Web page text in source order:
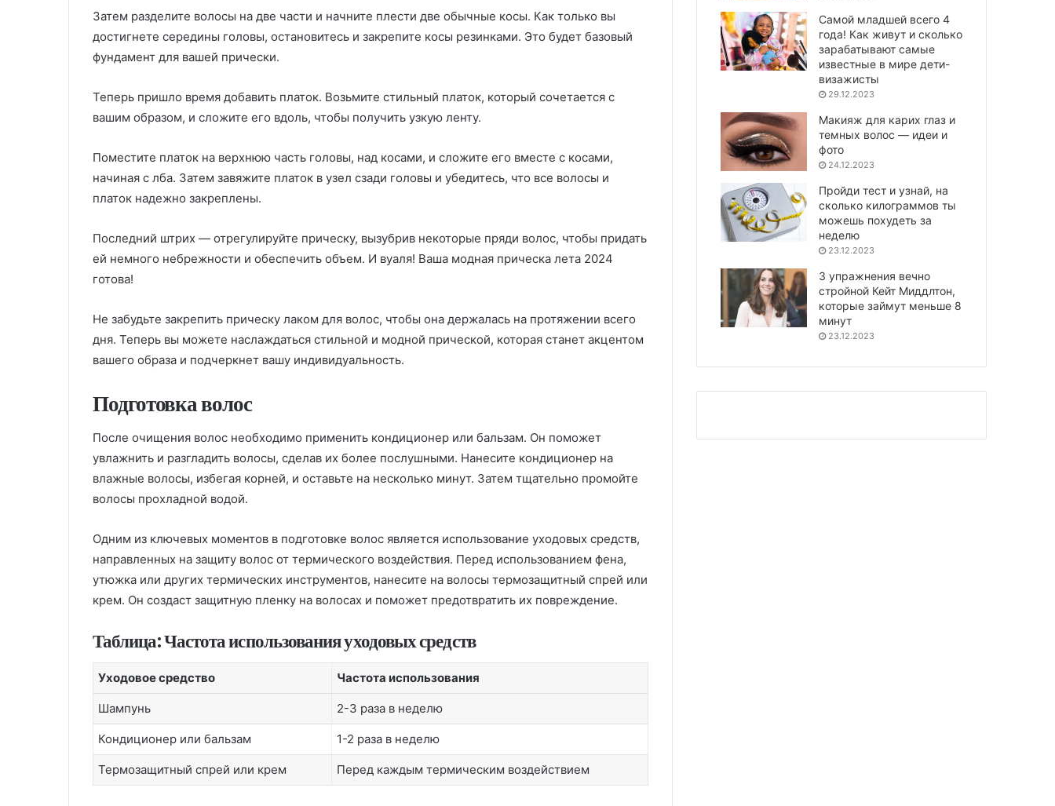
Затем разделите волосы на две части и начните плести две обычные косы. Как только вы
достигнете середины головы, остановитесь и закрепите косы резинками. Это будет базовый
фундамент для вашей прически.
Теперь пришло время добавить платок. Возьмите стильный платок, который сочетается с
вашим образом, и сложите его вдоль, чтобы получить узкую ленту.
Поместите платок на верхнюю часть головы, над косами, и сложите его вместе с косами,
начиная с лба. Затем завяжите платок в узел сзади головы и убедитесь, что все волосы и
платок надежно закреплены.
Последний штрих — отрегулируйте прическу, вызубрив некоторые пряди волос, чтобы придать
ей немного небрежности и обеспечить объем. И вуаля! Ваша модная прическа лета 2024
готова!
Не забудьте закрепить прическу лаком для волос, чтобы она держалась на протяжении всего
дня. Теперь вы можете наслаждаться стильной и модной прической, которая станет акцентом
вашего образа и подчеркнет вашу индивидуальность.
Подготовка волос
После очищения волос необходимо применить кондиционер или бальзам. Он поможет
увлажнить и разгладить волосы, сделав их более послушными. Нанесите кондиционер на
влажные волосы, избегая корней, и оставьте на несколько минут. Затем тщательно промойте
волосы прохладной водой.
Одним из ключевых моментов в подготовке волос является использование уходовых средств,
направленных на защиту волос от термического воздействия. Перед использованием фена,
утюжка или других термических инструментов, нанесите на волосы термозащитный спрей или
крем. Он создаст защитную пленку на волосах и поможет предотвратить их повреждение.
Таблица: Частота использования уходовых средств
Уходовое средство Частота использования
Шампунь 2-3 раза в неделю
Кондиционер или бальзам 1-2 раза в неделю
Термозащитный спрей или крем Перед каждым термическим воздействием
Самой младшей всего 4
года! Как живут и сколько
зарабатывают самые
известные в мире дети-
визажисты
29.12.2023
Макияж для карих глаз и
темных волос — идеи и
фото
24.12.2023
Пройди тест и узнай, на
сколько килограммов ты
можешь похудеть за
неделю
23.12.2023
3 упражнения вечно
стройной Кейт Миддлтон,
которые займут меньше 8
минут
23.12.2023